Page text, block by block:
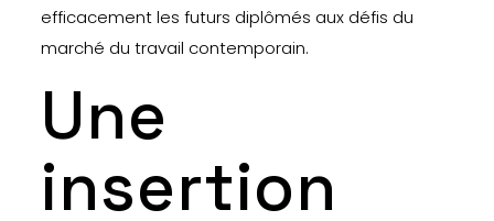
efficacement les futurs diplômés aux défis du
marché du travail contemporain.
Une
insertion